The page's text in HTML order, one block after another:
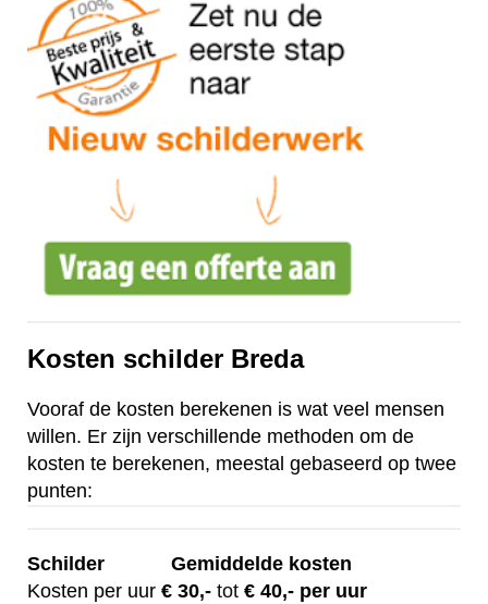
Kosten schilder Breda
Vooraf de kosten berekenen is wat veel mensen
willen. Er zijn verschillende methoden om de
kosten te berekenen, meestal gebaseerd op twee
punten:
Schilder
Gemiddelde kosten
Kosten per uur € 30,- tot € 40,- per uur